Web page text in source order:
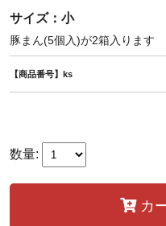
サイズ：小
豚まん(5個入)が2箱入ります
【商品番号】ks
数量:
カ